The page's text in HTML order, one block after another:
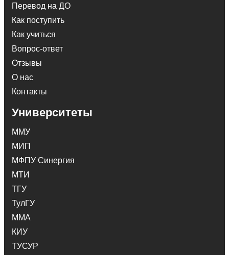
Перевод на ДО
Как поступить
Как учиться
Вопрос-ответ
Отзывы
О нас
Контакты
Университеты
ММУ
МИП
МФПУ Синергия
МТИ
ТГУ
ТулГУ
ММА
КИУ
ТУСУР